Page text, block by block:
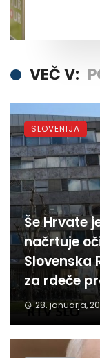
VEČ V:
Še Hrvate
načrtuje
Slovenska
za rdeče
28. januarja,
SLOVENIJA